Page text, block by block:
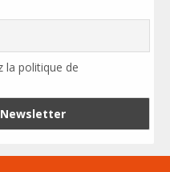
la politique de